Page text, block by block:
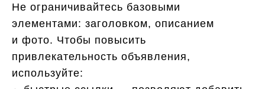
Не ограничивайтесь базовыми
элементами: заголовком, описанием
и фото. Чтобы повысить
привлекательность объявления,
используйте: